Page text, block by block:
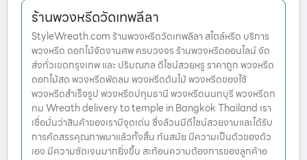
ร้านพวงหรีดวัดเทพลีลา
StyleWreath.com ร้านพวงหรีดวัดเทพลีลา สไตล์หรีด บริการ
พวงหรีด ดอกไม้จัดงานศพ ครบวงจร ร้านพวงหรีดออนไลน์ จัด
ส่งทั่วเขตกรุงเทพ และ ปริมณฑล ดีไซน์สวยหรู ราคาถูก พวงหรีด
ดอกไม้สด พวงหรีดพัดลม พวงหรีดต้นไม้ พวงหรีดของใช้
พวงหรีดสำเร็จรูป พวงหรีดปทุมธานี พวงหรีดนนทบุรี พวงหรีดก
ทม Wreath delivery to temple in Bangkok Thailand เรา
เชื่อมั่นว่าสินค้าของเรามีจุดเด่น ซึ่งล้วนมีดีไซน์สวยงามและได้รับ
การคัดสรรคุณภาพมาแล้วทั้งสิ้น ทันสมัย มีความเป็นตัวของตัว
เอง มีความชัดเจนมากยิ่งขึ้น สะท้อนความต้องการของลูกค้าอ